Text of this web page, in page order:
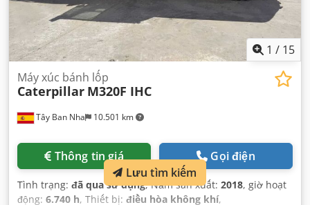
1 / 15
Tây Ban Nha 10.501 km
Máy xúc bánh lốp
Caterpillar M320F IHC
Thông tin giá Gọi điện
Tình trạng: đã qua sử dụng, Năm sản xuất: 2018, giờ hoạt
động: 6.740 h, Thiết bị: điều hòa không khí,
Lưu tìm kiếm